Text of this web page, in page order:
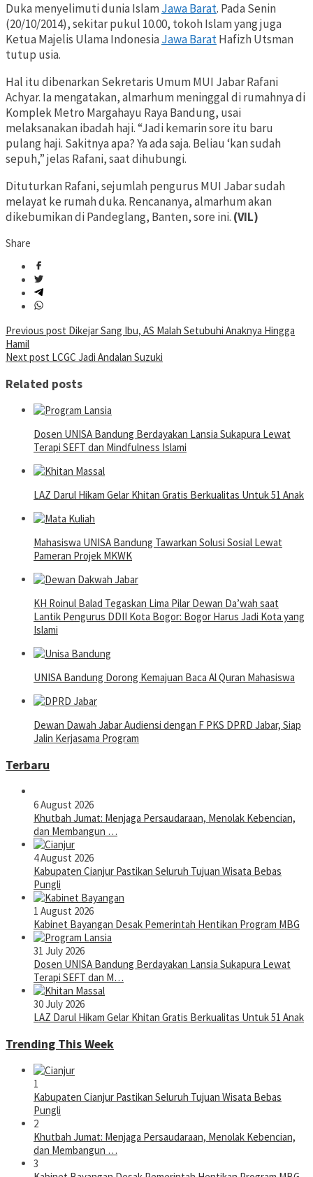
Duka menyelimuti dunia IslamJawa Barat. Pada Senin
(20/10/2014), sekitar pukul 10.00, tokoh Islam yang juga
Ketua Majelis Ulama IndonesiaJawa BaratHafizh Utsman
tutup usia.
Hal itu dibenarkan Sekretaris Umum MUI Jabar Rafani
Achyar. Ia mengatakan, almarhum meninggal di rumahnya di
Komplek Metro Margahayu Raya Bandung, usai
melaksanakan ibadah haji. “Jadi kemarin sore itu baru
pulang haji. Sakitnya apa? Ya ada saja. Beliau ‘kan sudah
sepuh,” jelas Rafani, saat dihubungi.
Dituturkan Rafani, sejumlah pengurus MUI Jabar sudah
melayat ke rumah duka. Rencananya, almarhum akan
dikebumikan di Pandeglang, Banten, sore ini. (VIL)
Share
Post
navigation
Previous post Dikejar Sang Ibu, AS Malah Setubuhi Anaknya Hingga
Hamil
Next post LCGC Jadi Andalan Suzuki
Related posts
Dosen UNISA Bandung Berdayakan Lansia Sukapura Lewat
Terapi SEFT dan Mindfulness Islami
LAZ Darul Hikam Gelar Khitan Gratis Berkualitas Untuk 51 Anak
Mahasiswa UNISA Bandung Tawarkan Solusi Sosial Lewat
Pameran Projek MKWK
KH Roinul Balad Tegaskan Lima Pilar Dewan Da’wah saat
Lantik Pengurus DDII Kota Bogor: Bogor Harus Jadi Kota yang
Islami
UNISA Bandung Dorong Kemajuan Baca Al Quran Mahasiswa
Dewan Dawah Jabar Audiensi dengan F PKS DPRD Jabar, Siap
Jalin Kerjasama Program
Terbaru
6 August 2026
Khutbah Jumat: Menjaga Persaudaraan, Menolak Kebencian,
dan Membangun …
4 August 2026
Kabupaten Cianjur Pastikan Seluruh Tujuan Wisata Bebas
Pungli
1 August 2026
Kabinet Bayangan Desak Pemerintah Hentikan Program MBG
31 July 2026
Dosen UNISA Bandung Berdayakan Lansia Sukapura Lewat
Terapi SEFT dan M…
30 July 2026
LAZ Darul Hikam Gelar Khitan Gratis Berkualitas Untuk 51 Anak
Trending This Week
1
Kabupaten Cianjur Pastikan Seluruh Tujuan Wisata Bebas
Pungli
2
Khutbah Jumat: Menjaga Persaudaraan, Menolak Kebencian,
dan Membangun …
3